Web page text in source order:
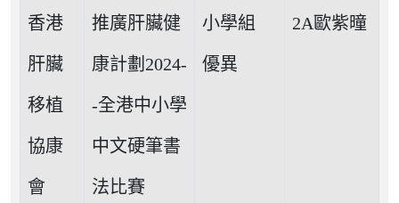
香港
肝臟
移植
協康
會
推廣肝臟健
康計劃2024-
-全港中小學
中文硬筆書
法比賽
小學組
優異
2A歐紫曈